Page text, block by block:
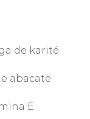
de karité
abacate
E